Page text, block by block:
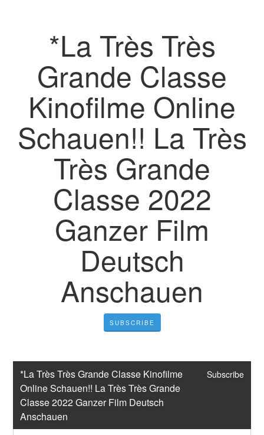
*La Très Très
Grande Classe
Kinofilme Online
Schauen!! La Très
Très Grande
Classe 2022
Ganzer Film
Deutsch
Anschauen
SUBSCRIBE
*La Très Très Grande Classe Kinofilme
Online Schauen!! La Très Très Grande
Classe 2022 Ganzer Film Deutsch
Anschauen
Subscribe